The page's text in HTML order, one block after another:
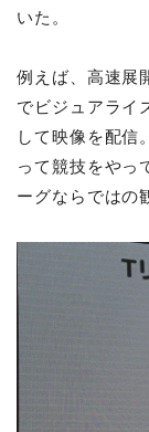
いた。
例えば、高速展
でビジュアライ
して映像を配信
って競技をやっ
ーグならではの